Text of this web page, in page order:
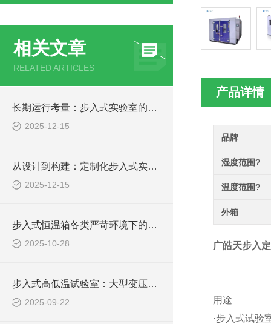
相关文章
RELATED ARTICLES
长期运行考量：步入式实验室的可靠性与维护
2025-12-15
从设计到构建：定制化步入式实验室的实现路径
2025-12-15
步入式恒温箱各类严苛环境下的材料性能验证提供了平台
2025-10-28
步入式高低温试验室：大型变压器可靠性测试的核心技术平台
2025-09-22
产品详情
品牌
湿度范围?
温度范围?
外箱
广皓天步入
用途
·步入式试验